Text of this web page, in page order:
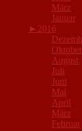
März
Januar
► 2016
Oktober
August
Juli
Juni
Mai
April
März
Februar